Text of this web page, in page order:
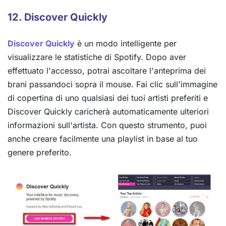
12. Discover Quickly
Discover Quickly è un modo intelligente per
visualizzare le statistiche di Spotify. Dopo aver
effettuato l'accesso, potrai ascoltare l'anteprima dei
brani passandoci sopra il mouse. Fai clic sull'immagine
di copertina di uno qualsiasi dei tuoi artisti preferiti e
Discover Quickly caricherà automaticamente ulteriori
informazioni sull'artista. Con questo strumento, puoi
anche creare facilmente una playlist in base al tuo
genere preferito.